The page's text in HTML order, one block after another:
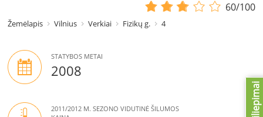
60/100
Žemėlapis Vilnius Verkiai Fizikų g. 4
STATYBOS METAI
2008
2011/2012 M. SEZONO VIDUTINĖ ŠILUMOS
Atsiliepimai